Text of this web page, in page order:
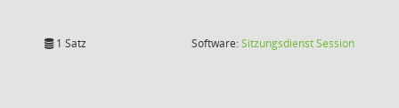
1 Satz Software:SitzungsdienstSession(Wird in